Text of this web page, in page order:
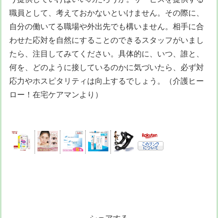
職員として、考えておかないといけません。その際に、
自分の働いてる職場や外出先でも構いません。相手に合
わせた応対を自然にすることのできるスタッフがいまし
たら、注目してみてください。具体的に、いつ、誰と、
何を、どのように接しているのかに気づいたら、必ず対
応力やホスピタリティは向上するでしょう。（介護ヒー
ロー！在宅ケアマンより）